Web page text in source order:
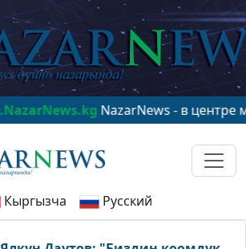
NazarNews - в центре мирового
Кыргызча Русский